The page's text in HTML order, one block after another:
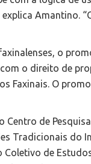
Amantino.
o
o direito de
Faxinais. O
Centro de
Tradicionais do
Coletivo de